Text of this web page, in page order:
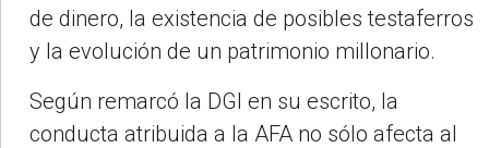
de dinero, la existencia de posibles testaferros
y la evolución de un patrimonio millonario.
Según remarcó la DGI en su escrito, la
conducta atribuida a la AFA no sólo afecta al